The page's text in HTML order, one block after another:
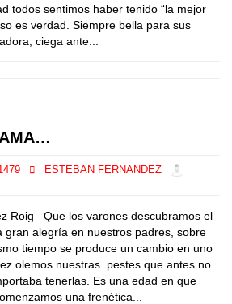
todos sentimos haber tenido “la mejor
es verdad. Siempre bella para sus
ciega ante...
ESTEBAN FERNANDEZ
Roig Que los varones descubramos el
gran alegría en nuestros padres, sobre
tiempo se produce un cambio en uno
olemos nuestras pestes que antes no
tenerlas. Es una edad en que
una frenética...